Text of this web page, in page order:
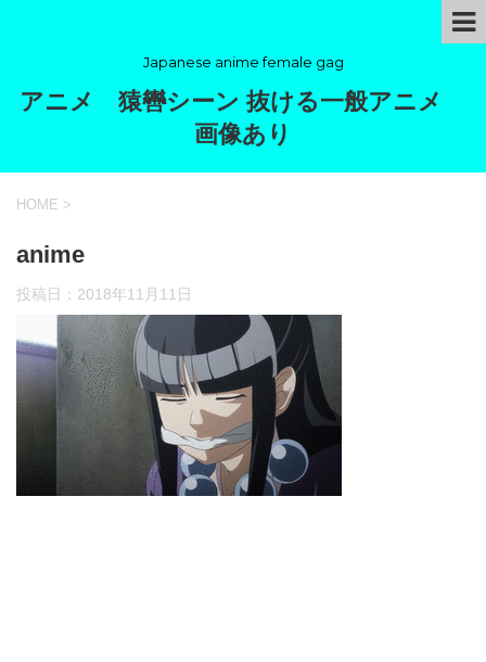
Japanese anime female gag
アニメ 猿轡シーン 抜ける一般アニメ
画像あり
HOME >
anime
投稿日： 2018年11月11日